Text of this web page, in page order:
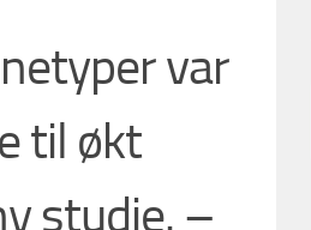
var
til økt
studie. –